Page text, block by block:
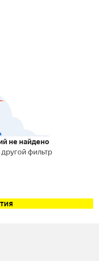
не найдено
фильтр